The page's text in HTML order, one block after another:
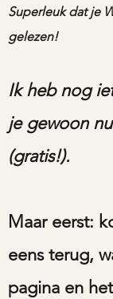
Superleuk dat je
gelezen!
Ik heb nog
je gewoon
(gratis!).
Maar eerst:
eens terug,
pagina en